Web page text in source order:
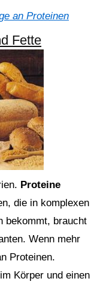
an Proteinen
Fette
Proteine
die in komplexen
bekommt, braucht
Wenn mehr
Proteinen.
Körper und einen